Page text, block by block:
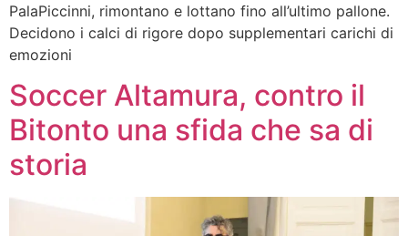
PalaPiccinni, rimontano e lottano fino all’ultimo pallone.
Decidono i calci di rigore dopo supplementari carichi di
emozioni
Soccer Altamura, contro il
Bitonto una sfida che sa di
storia